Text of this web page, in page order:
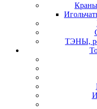
Краны
ТЭНЫ,